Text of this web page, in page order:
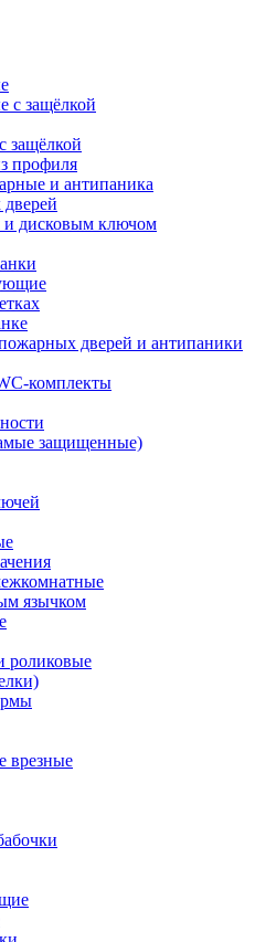
с защёлкой
защёлкой
профиля
и антипаника
и дисковым ключом
дверей и антипаники
комплекты
защищенные)
язычком
роликовые
врезные